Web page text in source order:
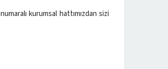
numaralı kurumsal hattımızdan sizi